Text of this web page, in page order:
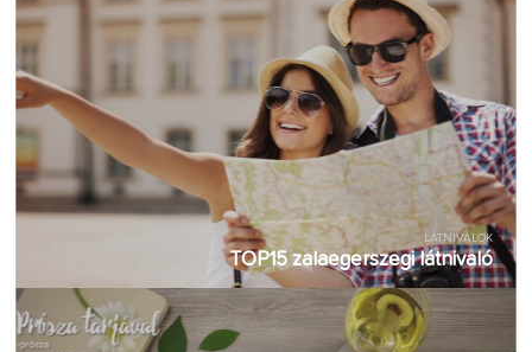
LÁTNIVALÓK
TOP15 zalaegerszegi látnivaló